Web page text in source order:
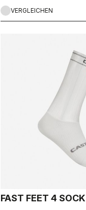
VERGLEICHEN
FAST FEET 4 SOCK